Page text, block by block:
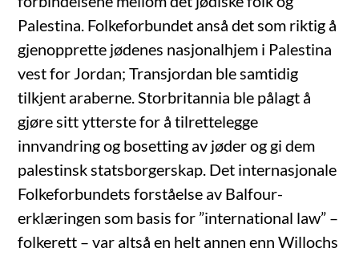
Palestina. Folkeforbundet anså det som riktig å
gjenopprette jødenes nasjonalhjem i Palestina
vest for Jordan; Transjordan ble samtidig
tilkjent araberne. Storbritannia ble pålagt å
gjøre sitt ytterste for å tilrettelegge
innvandring og bosetting av jøder og gi dem
palestinsk statsborgerskap. Det internasjonale
Folkeforbundets forståelse av Balfour-
erklæringen som basis for ”international law” –
folkerett – var altså en helt annen enn Willochs